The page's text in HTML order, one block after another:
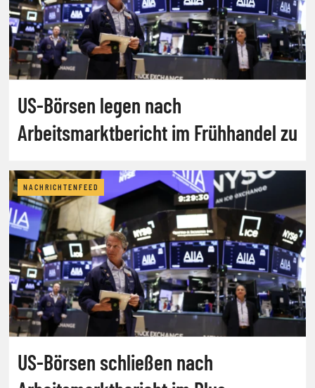
US-Börsen legen nach
Arbeitsmarktbericht im Frühhandel zu
NACHRICHTENFEED
US-Börsen schließen nach